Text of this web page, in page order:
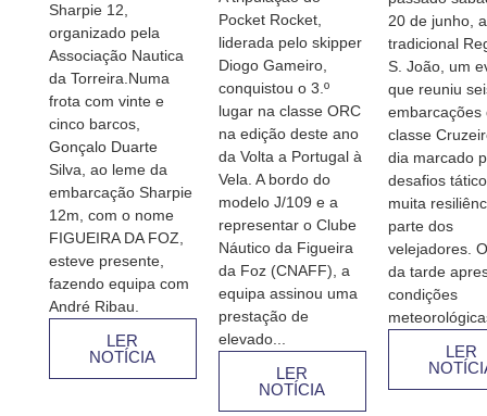
Sharpie 12,
organizado pela
Associação Nautica
da Torreira.Numa
frota com vinte e
cinco barcos,
Gonçalo Duarte
Silva, ao leme da
embarcação Sharpie
12m, com o nome
FIGUEIRA DA FOZ,
esteve presente,
fazendo equipa com
André Ribau.
LER
NOTÍCIA
Pocket Rocket,
liderada pelo skipper
Diogo Gameiro,
conquistou o 3.º
lugar na classe ORC
na edição deste ano
da Volta a Portugal à
Vela. A bordo do
modelo J/109 e a
representar o Clube
Náutico da Figueira
da Foz (CNAFF), a
equipa assinou uma
prestação de
elevado...
LER
NOTÍCIA
20 de junho, a
tradicional
S. João, um
que reuniu
embarcações
classe
dia marcado
desafios
muita
parte dos
velejadores.
da tarde
condições
LER